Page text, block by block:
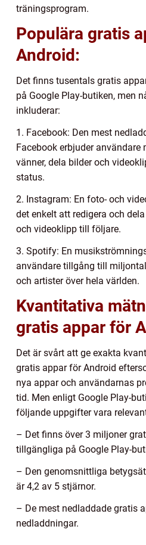
träningsprogram.
Populära gratis
Android:
Det finns tusentals gratis
på Google Play-butiken, men
inkluderar:
1. Facebook: Den mest
Facebook erbjuder
vänner, dela bilder och
status.
2. Instagram: En foto- och
det enkelt att redigera och
och videoklipp till följare.
3. Spotify: En
användare tillgång till
och artister över hela världen.
Kvantitativa
gratis appar för
Det är svårt att ge exakta
gratis appar för Android
nya appar och användarnas
tid. Men enligt Google Play-
följande uppgifter vara
– Det finns över 3 miljoner
tillgängliga på Google Play-
– Den genomsnittliga
är 4,2 av 5 stjärnor.
– De mest nedladdade gratis
nedladdningar.